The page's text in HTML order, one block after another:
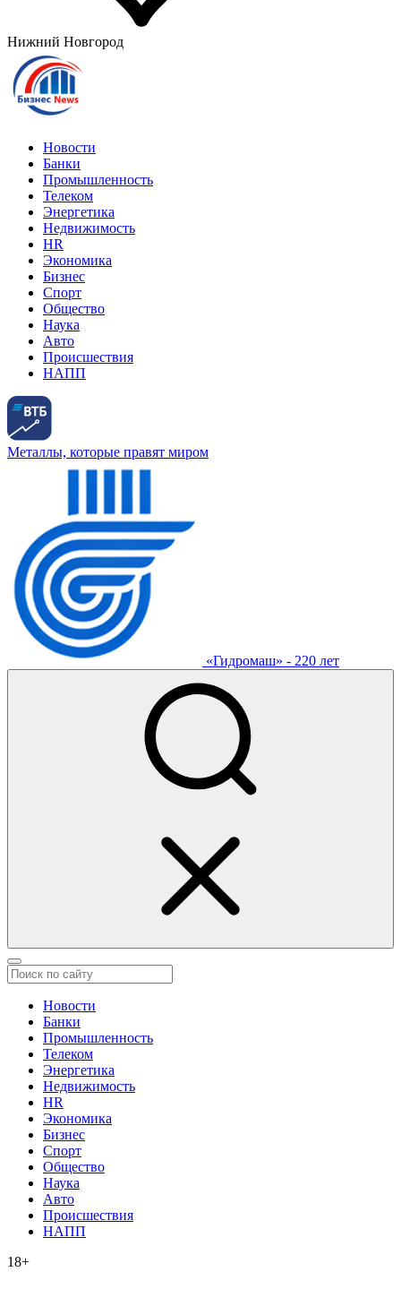
Нижний Новгород
Новости
Банки
Промышленность
Телеком
Энергетика
Недвижимость
HR
Экономика
Бизнес
Спорт
Общество
Наука
Авто
Происшествия
НАПП
Металлы, которые правят миром
«Гидромаш» - 220 лет
Новости
Банки
Промышленность
Телеком
Энергетика
Недвижимость
HR
Экономика
Бизнес
Спорт
Общество
Наука
Авто
Происшествия
НАПП
18+